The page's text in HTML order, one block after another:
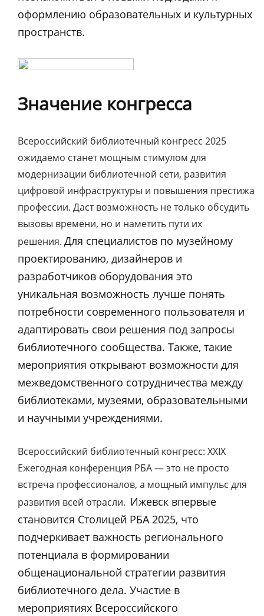
оформлению образовательных и культурных
пространств.
Значение конгресса
Всероссийский библиотечный конгресс 2025
ожидаемо станет мощным стимулом для
модернизации библиотечной сети, развития
цифровой инфраструктуры и повышения престижа
профессии. Даст возможность не только обсудить
вызовы времени, но и наметить пути их
решения. Для специалистов по музейному
проектированию, дизайнеров и
разработчиков оборудования это
уникальная возможность лучше понять
потребности современного пользователя и
адаптировать свои решения под запросы
библиотечного сообщества. Также, такие
мероприятия открывают возможности для
межведомственного сотрудничества между
библиотеками, музеями, образовательными
и научными учреждениями.
Всероссийский библиотечный конгресс: XXIX
Ежегодная конференция РБА — это не просто
встреча профессионалов, а мощный импульс для
развития всей отрасли. Ижевск впервые
становится Столицей РБА 2025, что
подчеркивает важность регионального
потенциала в формировании
общенациональной стратегии развития
библиотечного дела. Участие в
мероприятиях Всероссийского